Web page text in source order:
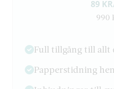
89
990
Full tillgång till allt
Papperstidning